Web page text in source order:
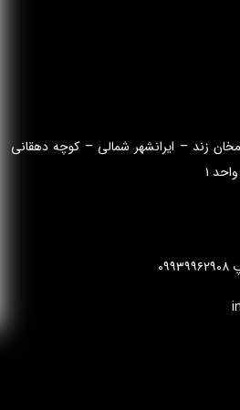
زند – ایرانشهر شمالی – کوچه دهقانی